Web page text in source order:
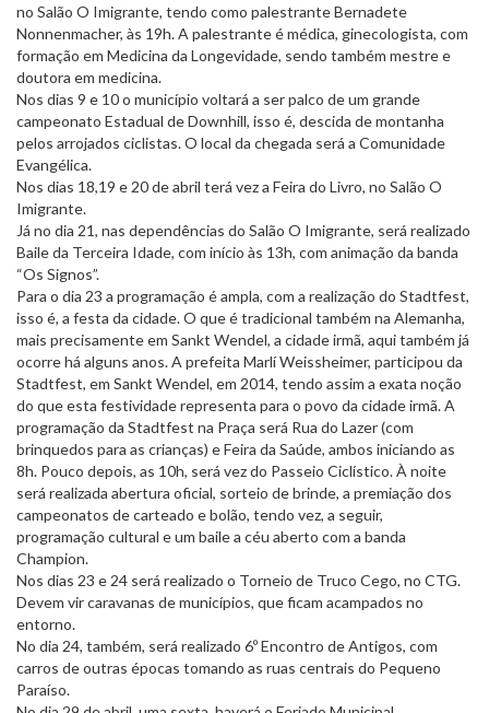
no Salão O Imigrante, tendo como palestrante Bernadete
Nonnenmacher, às 19h. A palestrante é médica, ginecologista, com
formação em Medicina da Longevidade, sendo também mestre e
doutora em medicina.
Nos dias 9 e 10 o município voltará a ser palco de um grande
campeonato Estadual de Downhill, isso é, descida de montanha
pelos arrojados ciclistas. O local da chegada será a Comunidade
Evangélica.
Nos dias 18,19 e 20 de abril terá vez a Feira do Livro, no Salão O
Imigrante.
Já no dia 21, nas dependências do Salão O Imigrante, será realizado
Baile da Terceira Idade, com início às 13h, com animação da banda
“Os Signos”.
Para o dia 23 a programação é ampla, com a realização do Stadtfest,
isso é, a festa da cidade. O que é tradicional também na Alemanha,
mais precisamente em Sankt Wendel, a cidade irmã, aqui também já
ocorre há alguns anos. A prefeita Marlí Weissheimer, participou da
Stadtfest, em Sankt Wendel, em 2014, tendo assim a exata noção
do que esta festividade representa para o povo da cidade irmã. A
programação da Stadtfest na Praça será Rua do Lazer (com
brinquedos para as crianças) e Feira da Saúde, ambos iniciando as
8h. Pouco depois, as 10h, será vez do Passeio Ciclístico. À noite
será realizada abertura oficial, sorteio de brinde, a premiação dos
campeonatos de carteado e bolão, tendo vez, a seguir,
programação cultural e um baile a céu aberto com a banda
Champion.
Nos dias 23 e 24 será realizado o Torneio de Truco Cego, no CTG.
Devem vir caravanas de municípios, que ficam acampados no
entorno.
No dia 24, também, será realizado 6º Encontro de Antigos, com
carros de outras épocas tomando as ruas centrais do Pequeno
Paraíso.